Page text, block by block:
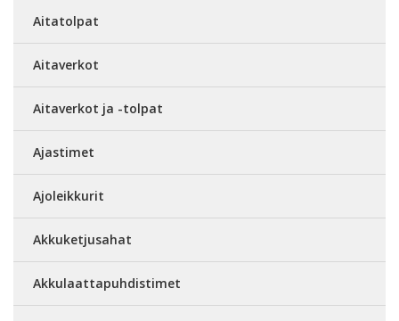
Aitatolpat
Aitaverkot
Aitaverkot ja -tolpat
Ajastimet
Ajoleikkurit
Akkuketjusahat
Akkulaattapuhdistimet